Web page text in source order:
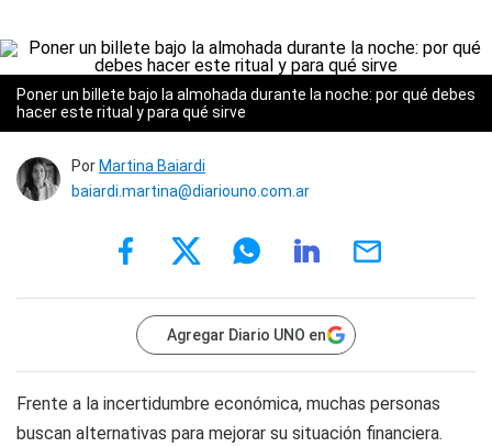
Poner un billete bajo la almohada durante la noche: por qué debes
hacer este ritual y para qué sirve
Por Martina Baiardi
baiardi.martina@diariouno.com.ar
Agregar Diario UNO en
Frente a la incertidumbre económica, muchas personas
buscan alternativas para mejorar su situación financiera.